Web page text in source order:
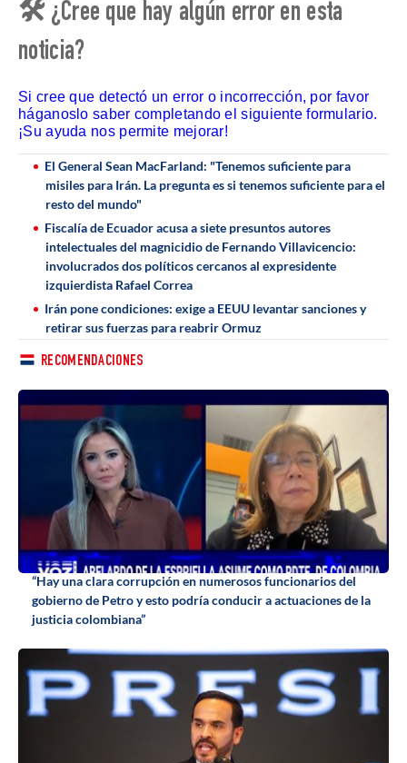
🛠 ¿Cree que hay algún error en esta
noticia?
Si cree que detectó un error o incorrección, por favor
háganoslo saber completando el siguiente formulario.
¡Su ayuda nos permite mejorar!
El General Sean MacFarland: "Tenemos suficiente para
misiles para Irán. La pregunta es si tenemos suficiente para el
resto del mundo"
Fiscalía de Ecuador acusa a siete presuntos autores
intelectuales del magnicidio de Fernando Villavicencio:
involucrados dos políticos cercanos al expresidente
izquierdista Rafael Correa
Irán pone condiciones: exige a EEUU levantar sanciones y
retirar sus fuerzas para reabrir Ormuz
RECOMENDACIONES
“Hay una clara corrupción en numerosos funcionarios del
gobierno de Petro y esto podría conducir a actuaciones de la
justicia colombiana”